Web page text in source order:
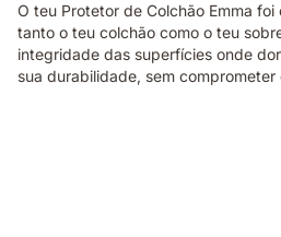
O teu Protetor de Colchão Emma
tanto o teu colchão como o teu
integridade das superfícies onde
sua durabilidade, sem comprometer